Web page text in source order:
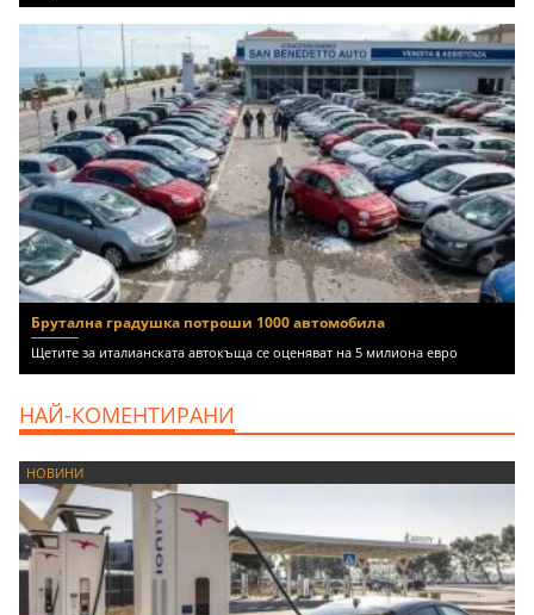
Брутална градушка потроши 1000 автомобила
Щетите за италианската автокъща се оценяват на 5 милиона евро
НАЙ-КОМЕНТИРАНИ
НОВИНИ